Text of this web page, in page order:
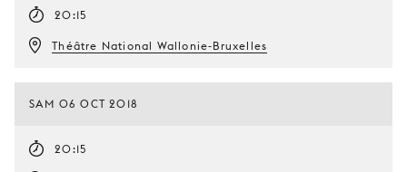
20:15
Théâtre National Wallonie-Bruxelles
SAM 06 OCT 2018
20:15